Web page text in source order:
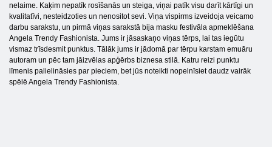
nelaime. Kaķim nepatīk rosīšanās un steiga, viņai patīk visu darīt kārtīgi un
kvalitatīvi, nesteidzoties un nenositot sevi. Viņa vispirms izveidoja veicamo
darbu sarakstu, un pirmā viņas sarakstā bija masku festivāla apmeklēšana
Angela Trendy Fashionista. Jums ir jāsaskaņo viņas tērps, lai tas iegūtu
vismaz trīsdesmit punktus. Tālāk jums ir jādomā par tērpu karstam emuāru
autoram un pēc tam jāizvēlas apģērbs biznesa stilā. Katru reizi punktu
līmenis palielināsies par pieciem, bet jūs noteikti nopelnīsiet daudz vairāk
spēlē Angela Trendy Fashionista.